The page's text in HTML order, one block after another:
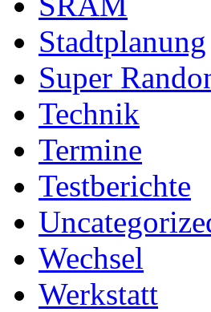
Stadtplanung
Super
Technik
Termine
Testberichte
Wechsel
Werkstatt